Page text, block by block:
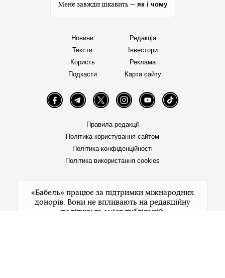
Мене завжди цікавить — як і чому
Новини
Тексти
Користь
Подкасти
Редакція
Інвестори
Реклама
Карта сайту
FacebookTelegramTwitter InstagramYouTube TikTok
Правила редакції
Політика користування сайтом
Політика конфіденційності
Політика використання cookies
«Бабель» працює за підтримки міжнародних
донорів. Вони не впливають на редакційну
політику та зміст публікацій.